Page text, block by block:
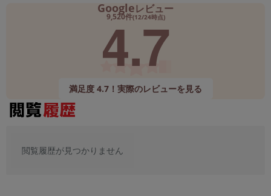
Googleレビュー
9,520件(12/24時点)
4.7
満足度 4.7！実際のレビューを見る
閲覧履歴が見つかりません